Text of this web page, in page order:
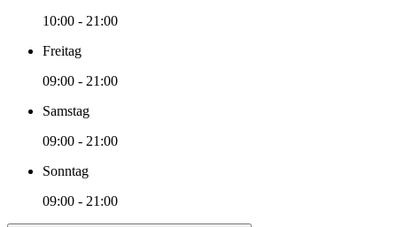
10:00 - 21:00
Freitag
09:00 - 21:00
Samstag
09:00 - 21:00
Sonntag
09:00 - 21:00